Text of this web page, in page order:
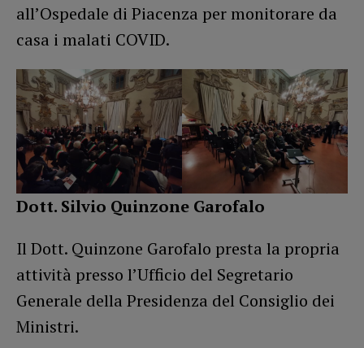
all’Ospedale di Piacenza per monitorare da
casa i malati COVID.
Dott. Silvio Quinzone Garofalo
Il Dott. Quinzone Garofalo presta la propria
attività presso l’Ufficio del Segretario
Generale della Presidenza del Consiglio dei
Ministri.